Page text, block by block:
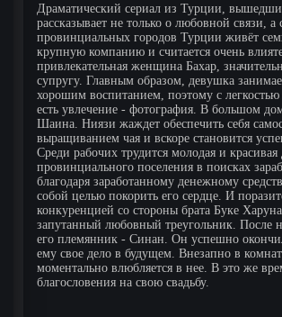
Драматический сериал из Турции,
рассказывает не только о любовной связи,
провинциальных городов Турции живёт
крупную компанию и считается очень
привлекательная женщина Бахар,
супругу. Главным образом, девушка
хорошим воспитанием, поэтому с
есть увлечение - фотография. В большом
Шаина. Ниязи жаждет обеспечить себя
выращиванием чая и вскоре становится
Среди рабочих трудится молодая и
провинциального поселения в поисках
благодаря заработанному денежному
собой целью покорить его сердце. И
конкуренцией со стороны брата Буке
запутанный любовный треугольник. После
его племянник - Синан. Он успешно
ему свое дело в будущем. Внезапно в
моментально влюбляется в нее. В это же
благословения на свою свадьбу.